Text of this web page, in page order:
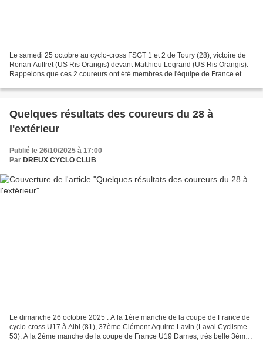
Le samedi 25 octobre au cyclo-cross FSGT 1 et 2 de Toury (28), victoire de
Ronan Auffret (US Ris Orangis) devant Matthieu Legrand (US Ris Orangis).
Rappelons que ces 2 coureurs ont été membres de l'équipe de France et
Quelques résultats des coureurs du 28 à
l'extérieur
Publié le 26/10/2025 à 17:00
Par DREUX CYCLO CLUB
Le dimanche 26 octobre 2025 : A la 1ère manche de la coupe de France de
cyclo-cross U17 à Albi (81), 37ème Clément Aguirre Lavin (Laval Cyclisme
53). A la 2ème manche de la coupe de France U19 Dames, très belle 3ème